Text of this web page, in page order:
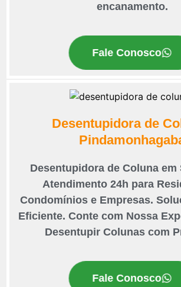
encanamento.
Fale Conosco
Desentupidora de
Desentupidora de Coluna em
Atendimento 24h para
Condomínios e Empresas.
Eficiente. Conte com Nossa
Desentupir Colunas com
Fale Conosco